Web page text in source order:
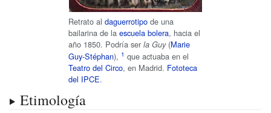
Retrato al daguerrotipo de una
bailarina de la escuela bolera, hacia el
año 1850. Podría ser la Guy(Marie
Guy-Stéphan),
que actuaba en el
Teatro del Circo, en Madrid. Fototeca
del IPCE.
Etimología